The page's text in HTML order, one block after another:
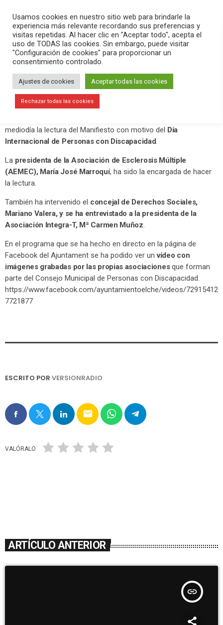
search menu pause PLAY
diciembre 3, 2020
Elche conmemora el Día
Internacional de las Personas con
Discapacidad
mediodía la lectura del Manifiesto con motivo del Día
Internacional de Personas con Discapacidad
La presidenta de la Asociación de Esclerosis Múltiple
(AEMEC), María José Marroquí, ha sido la encargada de hacer
la lectura.
También ha intervenido el concejal de Derechos Sociales,
Mariano Valera, y se ha entrevistado a la presidenta de la
Asociación Integra-T, Mª Carmen Muñoz
En el programa que se ha hecho en directo en la página de
Facebook del Ajuntament se ha podido ver unvídeo con
imágenes grabadas por las propias asociacionesque forman
parte del Consejo Municipal de Personas con Discapacidad.
https://www.facebook.com/ayuntamientoelche/videos/72915412
7721877
ESCRITO POR VERSIONRADIO
email
VALÓRALO
ARTÍCULO ANTERIOR
insert_link
Usamos cookies en nuestro sitio web para brindarle la
experiencia más relevante recordando sus preferencias y
visitas repetidas. Al hacer clic en "Aceptar todo", acepta el
uso de TODAS las cookies. Sin embargo, puede visitar
"Configuración de cookies" para proporcionar un
consentimiento controlado.
Ajustes de cookies Aceptar todas las cookies
Rechazar todas las cookies